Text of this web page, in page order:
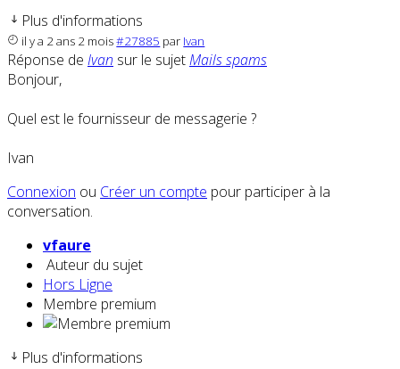
Plus d'informations
il y a 2 ans 2 mois#27885 par Ivan
Réponse de Ivan sur le sujetMails spams
Bonjour,
Quel est le fournisseur de messagerie ?
Ivan
Connexion ou Créer un compte pour participer à la
conversation.
vfaure
Auteur du sujet
Hors Ligne
Membre premium
Plus d'informations